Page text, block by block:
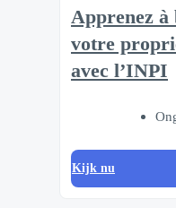
Apprenez à
votre
avec l’INPI
Kijk nu